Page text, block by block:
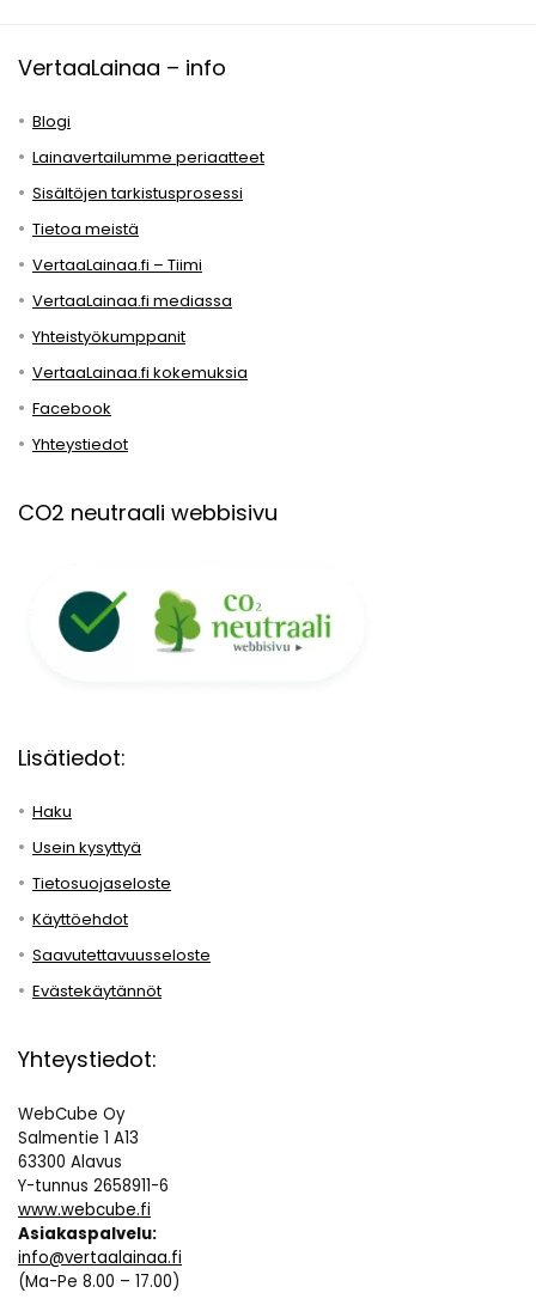
VertaaLainaa – info
Blogi
Lainavertailumme periaatteet
Sisältöjen tarkistusprosessi
Tietoa meistä
VertaaLainaa.fi – Tiimi
VertaaLainaa.fi mediassa
Yhteistyökumppanit
VertaaLainaa.fi kokemuksia
Facebook
Yhteystiedot
CO2 neutraali webbisivu
Lisätiedot:
Haku
Usein kysyttyä
Tietosuojaseloste
Käyttöehdot
Saavutettavuusseloste
Evästekäytännöt
Yhteystiedot:
WebCube Oy
Salmentie 1 A13
63300 Alavus
Y-tunnus 2658911-6
www.webcube.fi
Asiakaspalvelu:
info@vertaalainaa.fi
(Ma-Pe 8.00 – 17.00)